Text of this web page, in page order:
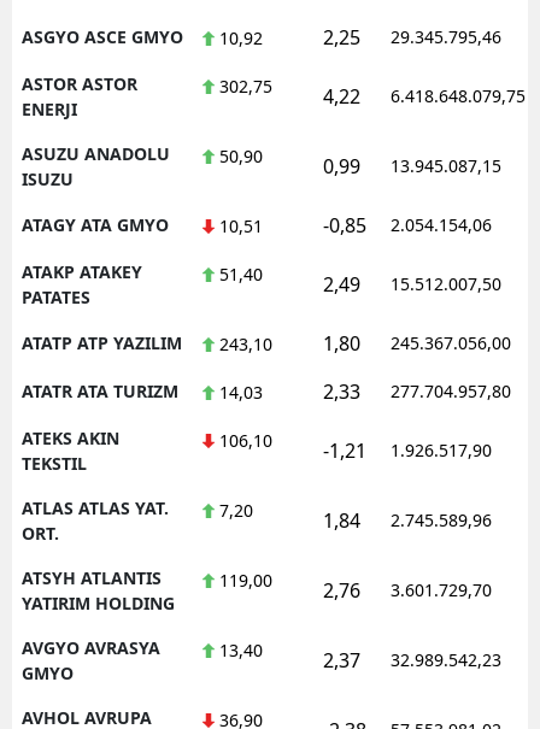
ASGYO ASCE GMYO 10,92 2,25 29.345.795,46
ASTOR ASTOR
ENERJI
302,75 4,22 6.418.648.079,75
ASUZU ANADOLU
ISUZU
50,90 0,99 13.945.087,15
ATAGY ATA GMYO 10,51 -0,85 2.054.154,06
ATAKP ATAKEY
PATATES
51,40 2,49 15.512.007,50
ATATP ATP YAZILIM 243,10 1,80 245.367.056,00
ATATR ATA TURIZM 14,03 2,33 277.704.957,80
ATEKS AKIN
TEKSTIL
106,10 -1,21 1.926.517,90
ATLAS ATLAS YAT.
ORT.
7,20 1,84 2.745.589,96
ATSYH ATLANTIS
YATIRIM HOLDING
119,00 2,76 3.601.729,70
AVGYO AVRASYA
GMYO
13,40 2,37 32.989.542,23
AVHOL AVRUPA
36,90